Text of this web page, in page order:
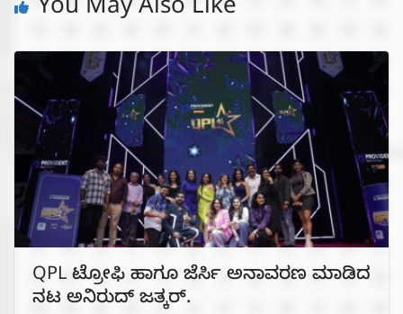
You May Also Like
QPL ಟ್ರೋಫಿ ಹಾಗೂ ಜೆರ್ಸಿ ಅನಾವರಣ ಮಾಡಿದ
ನಟ ಅನಿರುದ್ ಜತ್ಕರ್.